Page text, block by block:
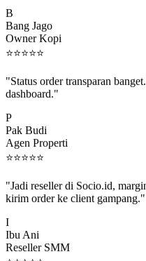
Bang Jago
Owner Kopi
⭐⭐⭐⭐⭐
dashboard."
Pak Budi
Agen Properti
⭐⭐⭐⭐⭐
kirim order ke client gampang."
Ibu Ani
Reseller SMM
⭐⭐⭐⭐⭐